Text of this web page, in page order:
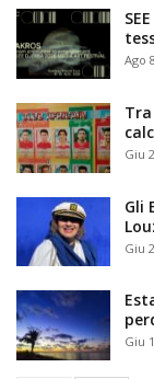
Ago
Giu
Gli
Giu
Giu